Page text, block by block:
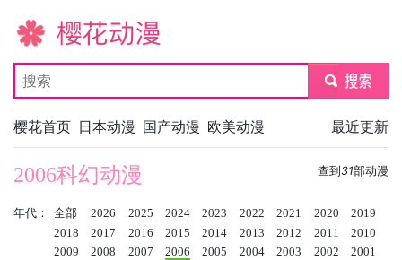
樱花动漫
submit
樱花首页 日本动漫 国产动漫 欧美动漫 最近更新
查到 31部动漫
2006科幻动漫
年代： 全部 2026 2025 2024 2023 2022 2021 2020
2019
2018
2017 2016 2015 2014 2013 2012 2011
2010
2009
2008 2007 2006 2005 2004 2003 2002
2001